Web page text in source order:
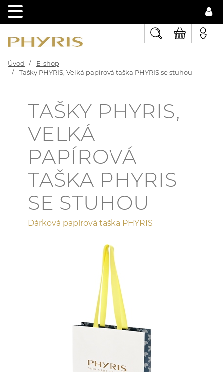
Úvod
E-shop
Tašky PHYRIS, Velká papírová taška PHYRIS se stuhou
TAŠKY PHYRIS,
VELKÁ
PAPÍROVÁ
TAŠKA PHYRIS
SE STUHOU
Dárková papírová taška PHYRIS